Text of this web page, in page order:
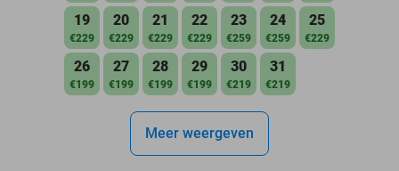
19
€229
20
€229
21
€229
22
€229
23
€259
24
€259
25
€229
26
€199
27
€199
28
€199
29
€199
30
€219
31
€219
Meer weergeven